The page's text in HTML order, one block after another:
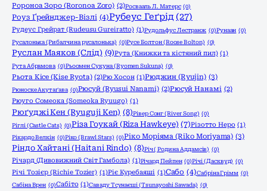
Ророноа Зоро (Roronoa Zoro) (2)Росвааль Л. Матерс (0)
Роуз Ґрейнджер-Візлі (4)Рубеус Геґрід (27)
Рудеус Грейрат (Rudeusu Gureiratto) (1)Рудольфус Лестранж (0)Рунаан (0)
Русалонька (Рибалчина русалонька) (0)Русе Болтон (Roose Bolton) (0)
Руслан Маяков (Слід) (9)Рута (Книжки та кістяний пил) (1)
Рута Абрамова (0)Рьоомен Сукуна (Ryomen Sukuna) (0)
Рьота Кісе (Kise Ryota) (2)Рю Хосон (1)Рюджин (Ryujin) (3)
Рюноске Акутаґава (0)Рюсуй (Ryusui Nanami) (2)Рюсуй Нанамі (2)
Рюуго Сомеока (Someoka Ryuugo) (1)
Рюґуджі Кен (Ryuguji Ken) (8)Рівер Сонг (River Song) (0)
Ріглі (Castle Cats) (0)Різа Гоукай (Riza Hawkeye) (7)Різотто Неро (1)
Рікардо Велкін (0)Ріко (Brawl Stars) (0)Ріко Моріяма (Riko Moriyama) (3)
Ріндо Хайтані (Haitani Rindo) (8)Річ ( Родина Аддамсів) (0)
Річард (Дивовижний Світ Гамбола) (1)Річард Пейпен (0)Річі (Дасквуд) (0)
Річі Тозієр (Richie Tozier) (1)Ріє Куребаяші (1)Сабо (4)Сабріна Грімм (0)
Сабіна Врен (0)Сабіто (1)Саваду Тсунаєші (Tsunayoshi Sawada) (0)